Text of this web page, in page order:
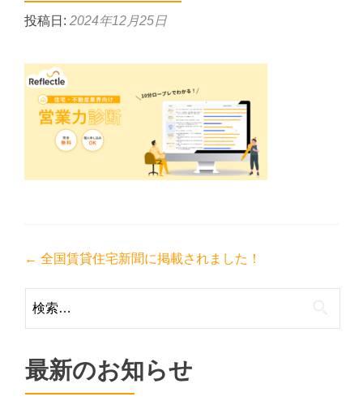
投稿日: 2024年12月25日
投
稿
ナ
ビ
ゲ
ー
← 全国賃貸住宅新聞に掲載されました！
索:
最新のお知らせ